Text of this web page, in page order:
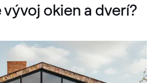
vývoj okien a dverí?